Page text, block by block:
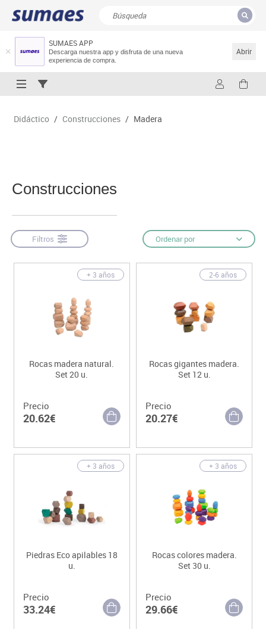
SUMAES APP
Descarga nuestra app y disfruta de una nueva
experiencia de compra.
Abrir
Resultados de la búsqueda
Didáctico / Construcciones / Madera
Construcciones
Filtros Ordenar por
+ 3 años
Rocas madera natural.
Set 20 u.
Precio
20.62€
2-6 años
Rocas gigantes madera.
Set 12 u.
Precio
20.27€
+ 3 años
Piedras Eco apilables 18
u.
Precio
33.24€
+ 3 años
Rocas colores madera.
Set 30 u.
Precio
29.66€